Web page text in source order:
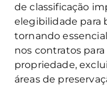
de classificação
elegibilidade para
tornando
nos contratos
propriedade,
áreas de